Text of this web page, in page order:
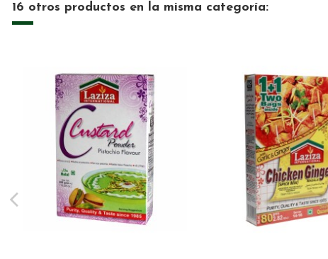
16 otros productos en la misma categoría: